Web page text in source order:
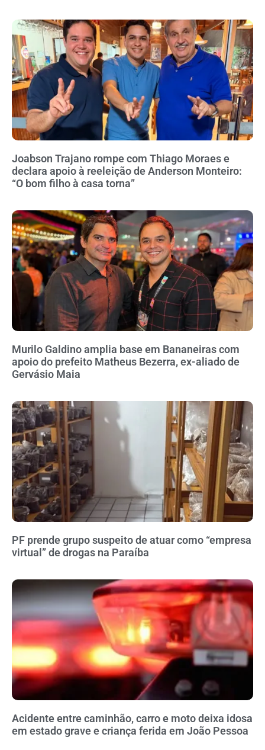
Joabson Trajano rompe com Thiago Moraes e
declara apoio à reeleição de Anderson Monteiro:
“O bom filho à casa torna”
Murilo Galdino amplia base em Bananeiras com
apoio do prefeito Matheus Bezerra, ex-aliado de
Gervásio Maia
PF prende grupo suspeito de atuar como “empresa
virtual” de drogas na Paraíba
Acidente entre caminhão, carro e moto deixa idosa
em estado grave e criança ferida em João Pessoa